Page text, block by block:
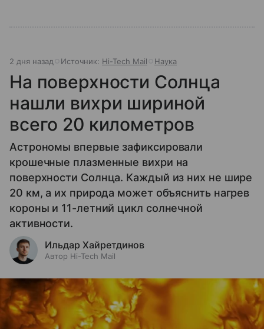
2 дня назад Источник: Hi-Tech Mail Наука
На поверхности Солнца
нашли вихри шириной
всего 20 километров
Астрономы впервые зафиксировали
крошечные плазменные вихри на
поверхности Солнца. Каждый из них не шире
20 км, а их природа может объяснить нагрев
короны и 11-летний цикл солнечной
активности.
Ильдар Хайретдинов
Автор Hi-Tech Mail